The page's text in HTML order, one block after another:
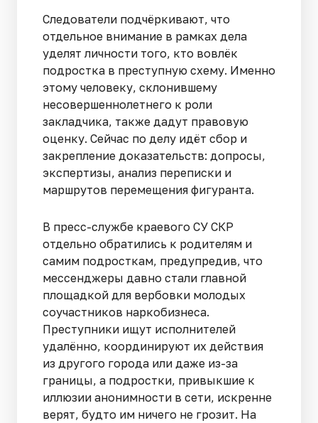
Следователи подчёркивают, что
отдельное внимание в рамках дела
уделят личности того, кто вовлёк
подростка в преступную схему. Именно
этому человеку, склонившему
несовершеннолетнего к роли
закладчика, также дадут правовую
оценку. Сейчас по делу идёт сбор и
закрепление доказательств: допросы,
экспертизы, анализ переписки и
маршрутов перемещения фигуранта.
В пресс-службе краевого СУ СКР
отдельно обратились к родителям и
самим подросткам, предупредив, что
мессенджеры давно стали главной
площадкой для вербовки молодых
соучастников наркобизнеса.
Преступники ищут исполнителей
удалённо, координируют их действия
из другого города или даже из-за
границы, а подростки, привыкшие к
иллюзии анонимности в сети, искренне
верят, будто им ничего не грозит. На